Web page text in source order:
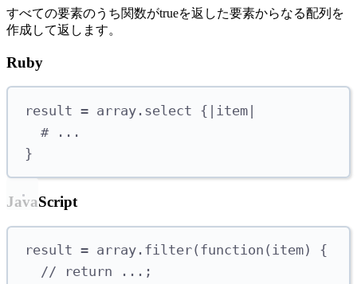
すべての要素のうち関数がtrueを返した要素からなる配列を
作成して返します。
Ruby
result = array . select {| item |
# ...
}
JavaScript
result = array . filter( function ( item)
{
// return ...;